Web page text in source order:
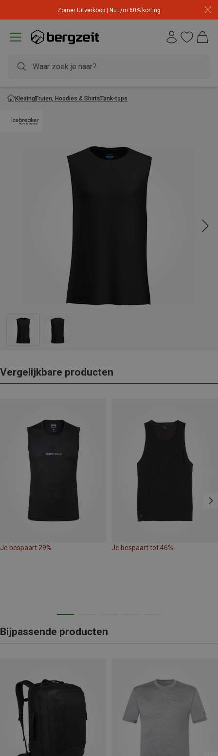
Zomer Uitverkoop | Nu t/m 60% korting
KledingTruien, Hoodies & ShirtsTank-tops
Vergelijkbare producten
Je bespaart 29% Je bespaart tot 46%
Bijpassende producten